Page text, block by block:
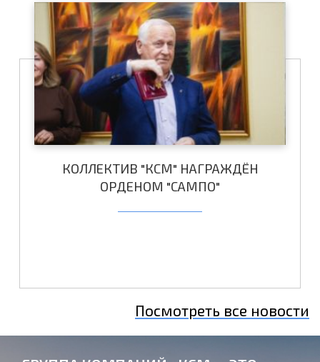
КОЛЛЕКТИВ "КСМ" НАГРАЖДЁН
ОРДЕНОМ "САМПО"
Посмотреть все новости